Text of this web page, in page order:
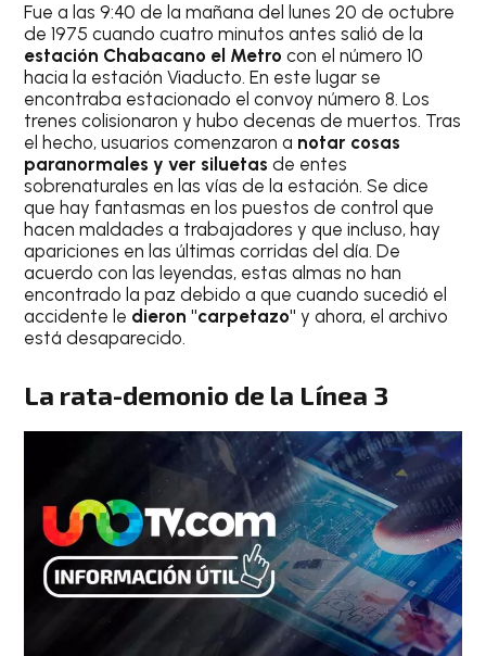
Fue a las 9:40 de la mañana del lunes 20 de octubre
de 1975 cuando cuatro minutos antes salió de la
estación Chabacano el Metro con el número 10
hacia la estación Viaducto. En este lugar se
encontraba estacionado el convoy número 8. Los
trenes colisionaron y hubo decenas de muertos. Tras
el hecho, usuarios comenzaron a notar cosas
paranormales y ver siluetas de entes
sobrenaturales en las vías de la estación. Se dice
que hay fantasmas en los puestos de control que
hacen maldades a trabajadores y que incluso, hay
apariciones en las últimas corridas del día. De
acuerdo con las leyendas, estas almas no han
encontrado la paz debido a que cuando sucedió el
accidente le dieron "carpetazo" y ahora, el archivo
está desaparecido.
La rata-demonio de la Línea 3